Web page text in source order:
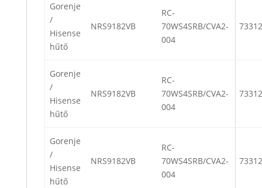
Gorenje
/
Hisense
hűtő
NRS9182VB
RC-
70WS4SRB/CVA2-
004
Gorenje
/
Hisense
hűtő
NRS9182VB
RC-
70WS4SRB/CVA2-
004
Gorenje
/
Hisense
hűtő
NRS9182VB
RC-
70WS4SRB/CVA2-
004